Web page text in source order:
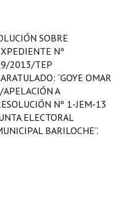
SOBRE
Nº
2013/TEP
“GOYE OMAR
APELACIÓN A
Nº 1-JEM-13
ELECTORAL
BARILOCHE”.